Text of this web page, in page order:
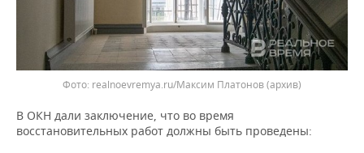
realnoevremya.ru/Максим Платонов (архив)
В ОКН дали заключение, что во время
восстановительных работ должны быть проведены: